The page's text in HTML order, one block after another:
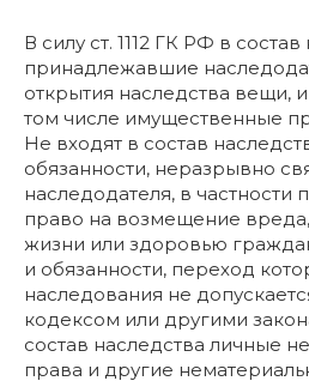
В силу ст. 1112 ГК РФ в
принадлежавшие
открытия наследства вещи,
том числе имущественные
Не входят в состав
обязанности, неразрывно
наследодателя, в частности
право на возмещение
жизни или здоровью
и обязанности, переход
наследования не
кодексом или другими
состав наследства личные
права и другие